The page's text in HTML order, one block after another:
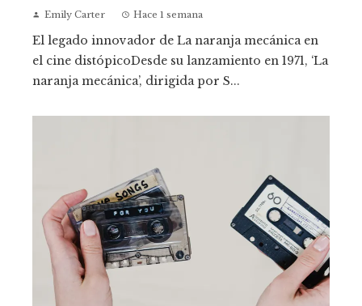
Emily Carter Hace 1 semana
El legado innovador de La naranja mecánica en
el cine distópicoDesde su lanzamiento en 1971, ‘La
naranja mecánica’, dirigida por S...